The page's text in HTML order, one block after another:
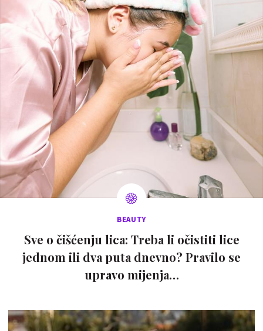
BEAUTY
Sve o čišćenju lica: Treba li očistiti lice
jednom ili dva puta dnevno? Pravilo se
upravo mijenja…